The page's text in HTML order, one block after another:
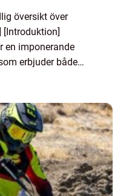
översikt över
[Introduktion]
en imponerande
erbjuder både